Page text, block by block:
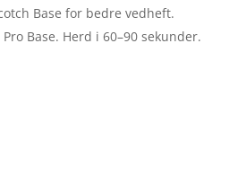
Base for bedre vedheft.
Base. Herd i 60–90 sekunder.